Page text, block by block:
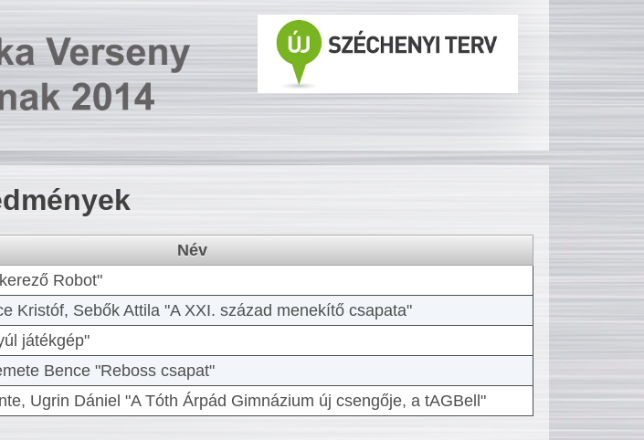
Név
Robot"
Kristóf, Sebők Attila "A XXI. század menekítő csapata"
játékgép"
Bence "Reboss csapat"
Ugrin Dániel "A Tóth Árpád Gimnázium új csengője, a tAGBell"